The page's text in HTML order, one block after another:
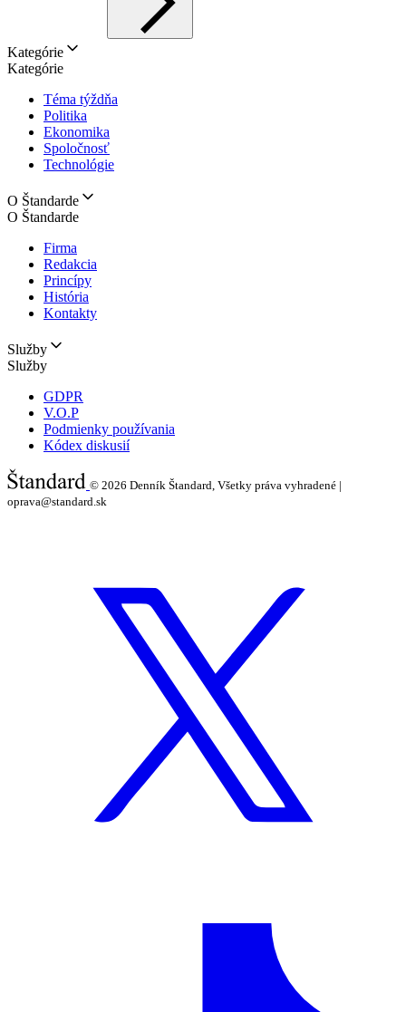
Kategórie
Kategórie
Téma týždňa
Politika
Ekonomika
Spoločnosť
Technológie
O Štandarde
O Štandarde
Firma
Redakcia
Princípy
História
Kontakty
Služby
Služby
GDPR
V.O.P
Podmienky používania
Kódex diskusií
© 2026 Denník Štandard, Všetky práva vyhradené |
oprava@standard.sk